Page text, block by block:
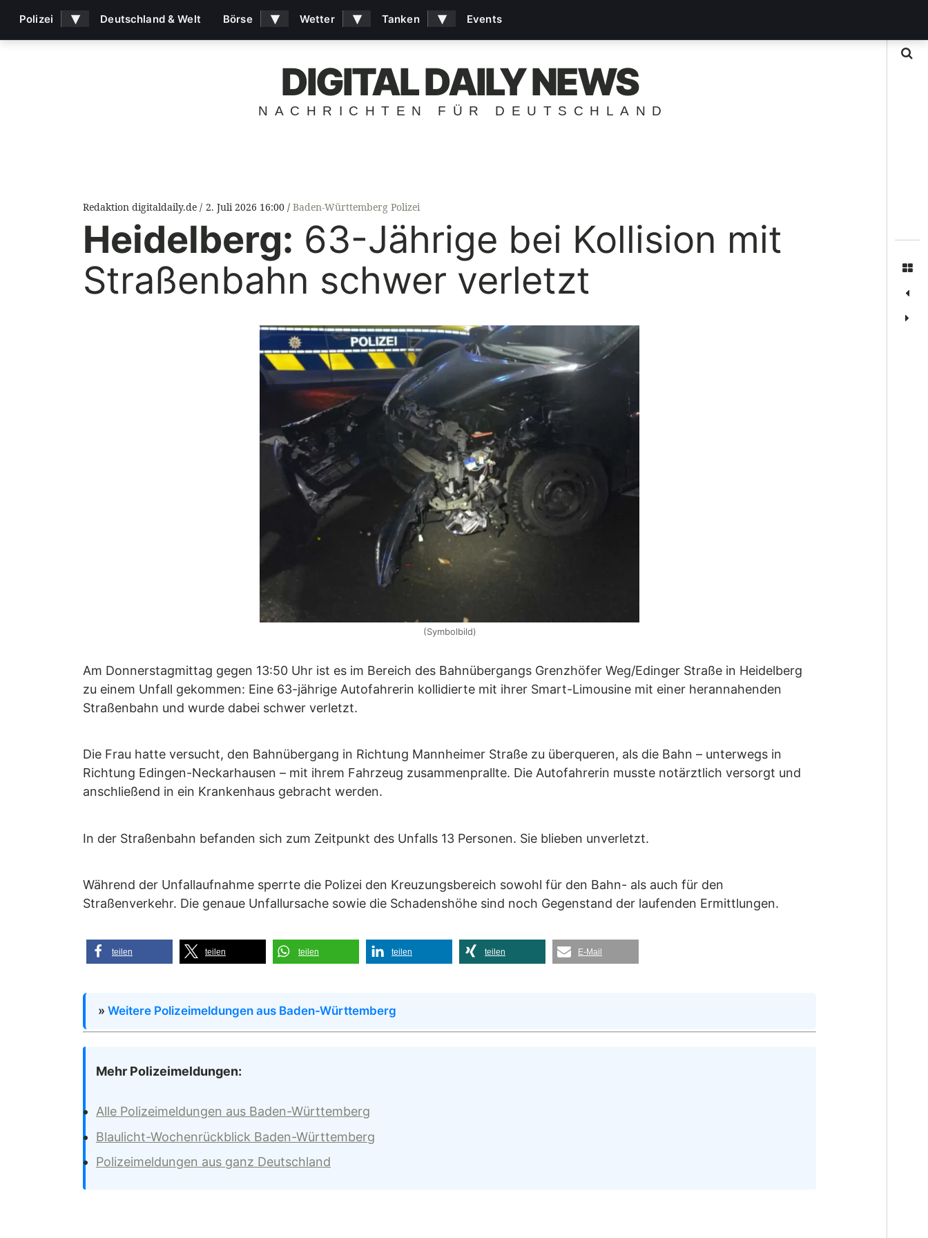
DIGITAL DAILY NEWS
NACHRICHTEN FÜR DEUTSCHLAND
Redaktion digitaldaily.de 2. Juli 2026 16:00 Baden-Württemberg Polizei
Heidelberg: 63-Jährige bei Kollision mit
Straßenbahn schwer verletzt
(Symbolbild)
Am Donnerstagmittag gegen 13:50 Uhr ist es im Bereich des Bahnübergangs Grenzhöfer Weg/Edinger Straße in Heidelberg
zu einem Unfall gekommen: Eine 63-jährige Autofahrerin kollidierte mit ihrer Smart-Limousine mit einer herannahenden
Straßenbahn und wurde dabei schwer verletzt.
Die Frau hatte versucht, den Bahnübergang in Richtung Mannheimer Straße zu überqueren, als die Bahn – unterwegs in
Richtung Edingen-Neckarhausen – mit ihrem Fahrzeug zusammenprallte. Die Autofahrerin musste notärztlich versorgt und
anschließend in ein Krankenhaus gebracht werden.
In der Straßenbahn befanden sich zum Zeitpunkt des Unfalls 13 Personen. Sie blieben unverletzt.
Während der Unfallaufnahme sperrte die Polizei den Kreuzungsbereich sowohl für den Bahn- als auch für den
Straßenverkehr. Die genaue Unfallursache sowie die Schadenshöhe sind noch Gegenstand der laufenden Ermittlungen.
teilen teilen teilen teilen teilen E-Mail
» Weitere Polizeimeldungen aus Baden-Württemberg
Mehr Polizeimeldungen:
Alle Polizeimeldungen aus Baden-Württemberg
Blaulicht-Wochenrückblick Baden-Württemberg
Polizeimeldungen aus ganz Deutschland
Polizei ▾ Deutschland & Welt Börse ▾ Wetter ▾ Tanken ▾ Events